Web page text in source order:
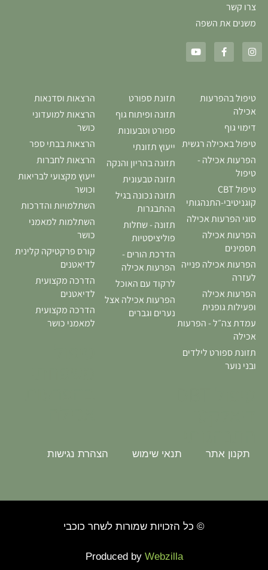
צרו קשר
משנים את השפה
טיפול בהפרעות
אכילה
דימוי גוף
טיפול באכילה רגשית
הפרעות אכילה -
טיפול
טיפול CBT
קוגניטיבי-התנהגותי
סוגי הפרעות אכילה
הפרעות אכילה
תסמינים
הפרעות אכילה פנייה
לעזרה
הפרעות אכילה
ופעילות גופנית
עמדת צה״ל - הפרעות
אכילה
תזונת ספורט לילדים
ובני נוער
תזונת ספורט
תזונה ופיתוח גוף
ספורט וטבעונות
ייעוץ תזונתי
תזונה בהריון והנקה
תזונה טבעונית
תזונה נכונה בגיל
ההתבגרות
תזונה - שחלות
פוליציסטיות
הדרכת הורים -
הפרעות אכילה
לרקוד עם האוכל
הפרעות אכילה אצל
נערים וגברים
הרצאות וסדנאות
הרצאות למועדוני
כושר
הרצאות בבתי ספר
הרצאות לחברות
ייעוץ מקצועי לבריאות
וכושר
השתלמויות והדרכות
השתלמות למאמני
כושר
קורס פרקטיקה קלינית
לדיאטנים
הדרכה מקצועית
לדיאטנים
הדרכה מקצועית
למאמני כושר
תקנון אתר תנאי שימוש הצהרת נגישות
© כל הזכויות שמורות לשחר כוכבי
Produced by Webzilla